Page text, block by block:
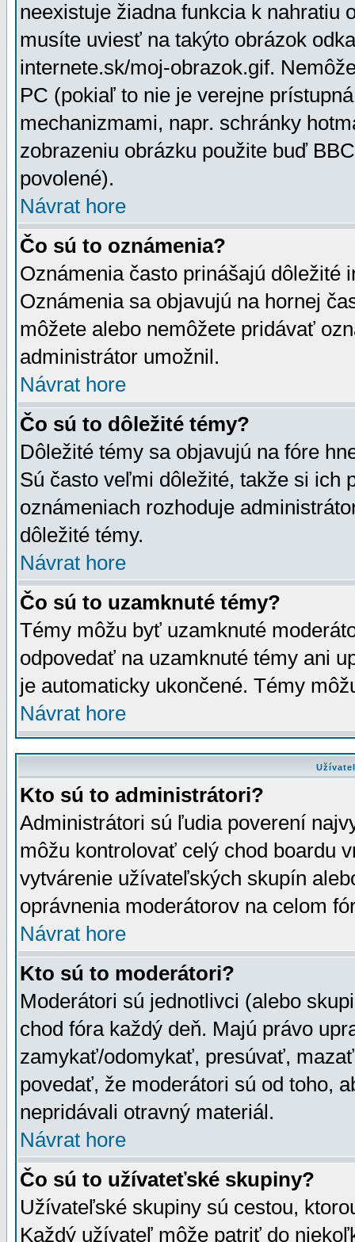
neexistuje žiadna funkcia k nahratiu
musíte uviesť na takýto obrázok
internete.sk/moj-obrazok.gif.
PC (pokiaľ to nie je verejne
mechanizmami, napr. schránky
zobrazeniu obrázku použite buď
povolené).
Návrat hore
Čo sú to oznámenia?
Oznámenia často prinášajú dôležité
Oznámenia sa objavujú na hornej
môžete alebo nemôžete pridávať
administrátor umožnil.
Návrat hore
Čo sú to dôležité témy?
Dôležité témy sa objavujú na fóre
Sú často veľmi dôležité, takže si ich
oznámeniach rozhoduje
dôležité témy.
Návrat hore
Čo sú to uzamknuté témy?
Témy môžu byť uzamknuté
odpovedať na uzamknuté témy ani
je automaticky ukončené. Témy
Návrat hore
Kto sú to administrátori?
Administrátori sú ľudia poverení
môžu kontrolovať celý chod boardu
vytvárenie užívateľských skupín
oprávnenia moderátorov na celom
Návrat hore
Kto sú to moderátori?
Moderátori sú jednotlivci (alebo
chod fóra každý deň. Majú právo
zamykať/odomykať, presúvať,
povedať, že moderátori sú od toho,
nepridávali otravný materiál.
Návrat hore
Čo sú to užívateťské skupiny?
Užívateľské skupiny sú cestou,
Každý užívateľ môže patriť do